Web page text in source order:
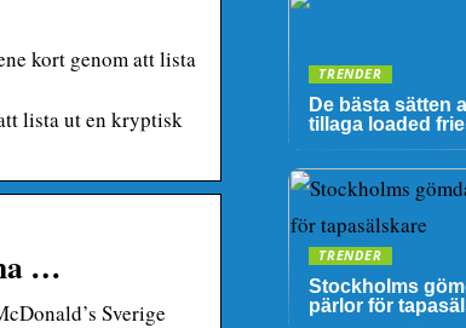
kort genom att lista
lista ut en kryptisk
…
Sverige
TRENDER
De bästa sätten
tillaga loaded
TRENDER
Stockholms
pärlor för